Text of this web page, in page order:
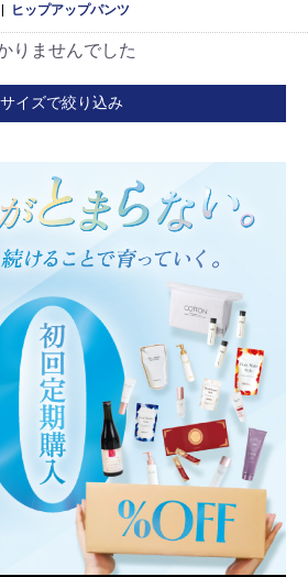
| ヒップアップパンツ
りませんでした
サイズで絞り込み